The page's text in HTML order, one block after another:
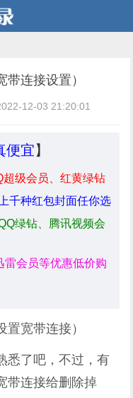
连接设置）
12-03 21:20:01
便宜】
级会员、红黄绿钻
千种红包封面任你选
绿钻、腾讯视频会
雷会员等优惠低价购
宽带连接）
悉了吧，不过，有
带连接给删除掉